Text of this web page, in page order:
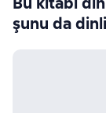
şunu da